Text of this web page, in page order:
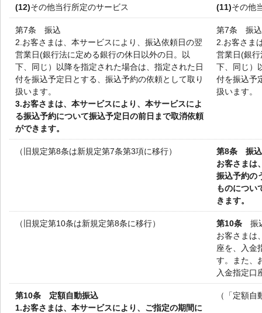
(12)その他当行所定のサービス
(11)その他
第7条 振込
2. お客さまは、本サービスにより、振込依頼日の翌
営業日(銀行法に定める銀行の休日以外の日。以
下、同じ）以降を指定された場合は、指定された日
付を振込予定日とする、振込予約の依頼として取り
扱います。
3.お客さまは、本サービスにより、本サービスによ
る振込予約について振込予定日の前日まで取消依頼
ができます。
第7条 振込
2. お客さま
営業日(銀
下、同じ）
付を振込予
扱います。
（旧規定第8条は新規定第7条第3項に移行）
第8条 振込
お客さまは
振込予約の
ものについ
きます。
（旧規定第10条は新規定第8条に移行） 第10条 振
お客さまは
座を、入金
す。また、
入金指定口
第10条 定額自動振込
1.お客さまは、本サービスにより、ご指定の期間に
（「定額